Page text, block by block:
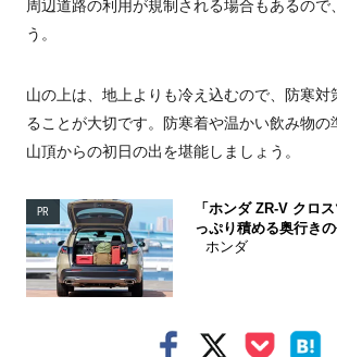
周辺道路の利用が規制される場合もあるので
う。
山の上は、地上よりも冷え込むので、防寒対
ることが大切です。防寒着や温かい飲み物の
山頂からの初日の出を堪能しましょう。
PR
「ホンダ ZR-V クロ
っぷり積める奥行き
ホンダ